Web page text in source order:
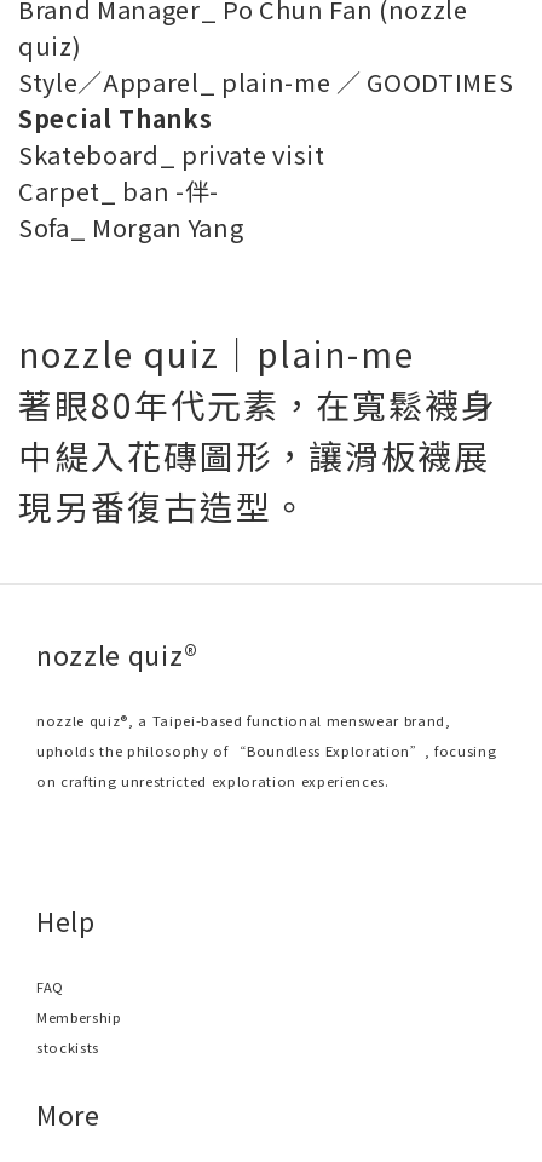
Brand Manager_ Po Chun Fan (nozzle
quiz)
Style／Apparel_ plain-me ／ GOODTIMES
Special Thanks
Skateboard_ private visit
Carpet_ ban -伴-
Sofa_ Morgan Yang
nozzle quiz｜plain-me
著眼80年代元素，在寬鬆襪身
中緹入花磚圖形，讓滑板襪展
現另番復古造型。
nozzle quiz®
nozzle quiz®, a Taipei-based functional menswear brand,
upholds the philosophy of “Boundless Exploration”, focusing
on crafting unrestricted exploration experiences.
Help
FAQ
Membership
stockists
More